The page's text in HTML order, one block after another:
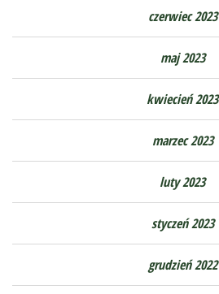
czerwiec 2023
maj 2023
kwiecień 2023
marzec 2023
luty 2023
styczeń 2023
grudzień 2022